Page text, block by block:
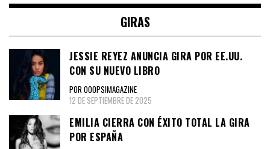
GIRAS
JESSIE REYEZ ANUNCIA GIRA POR EE.UU.
CON SU NUEVO LIBRO
POR OOOPS!MAGAZINE
12 DE SEPTIEMBRE DE 2025
EMILIA CIERRA CON ÉXITO TOTAL LA GIRA
POR ESPAÑA